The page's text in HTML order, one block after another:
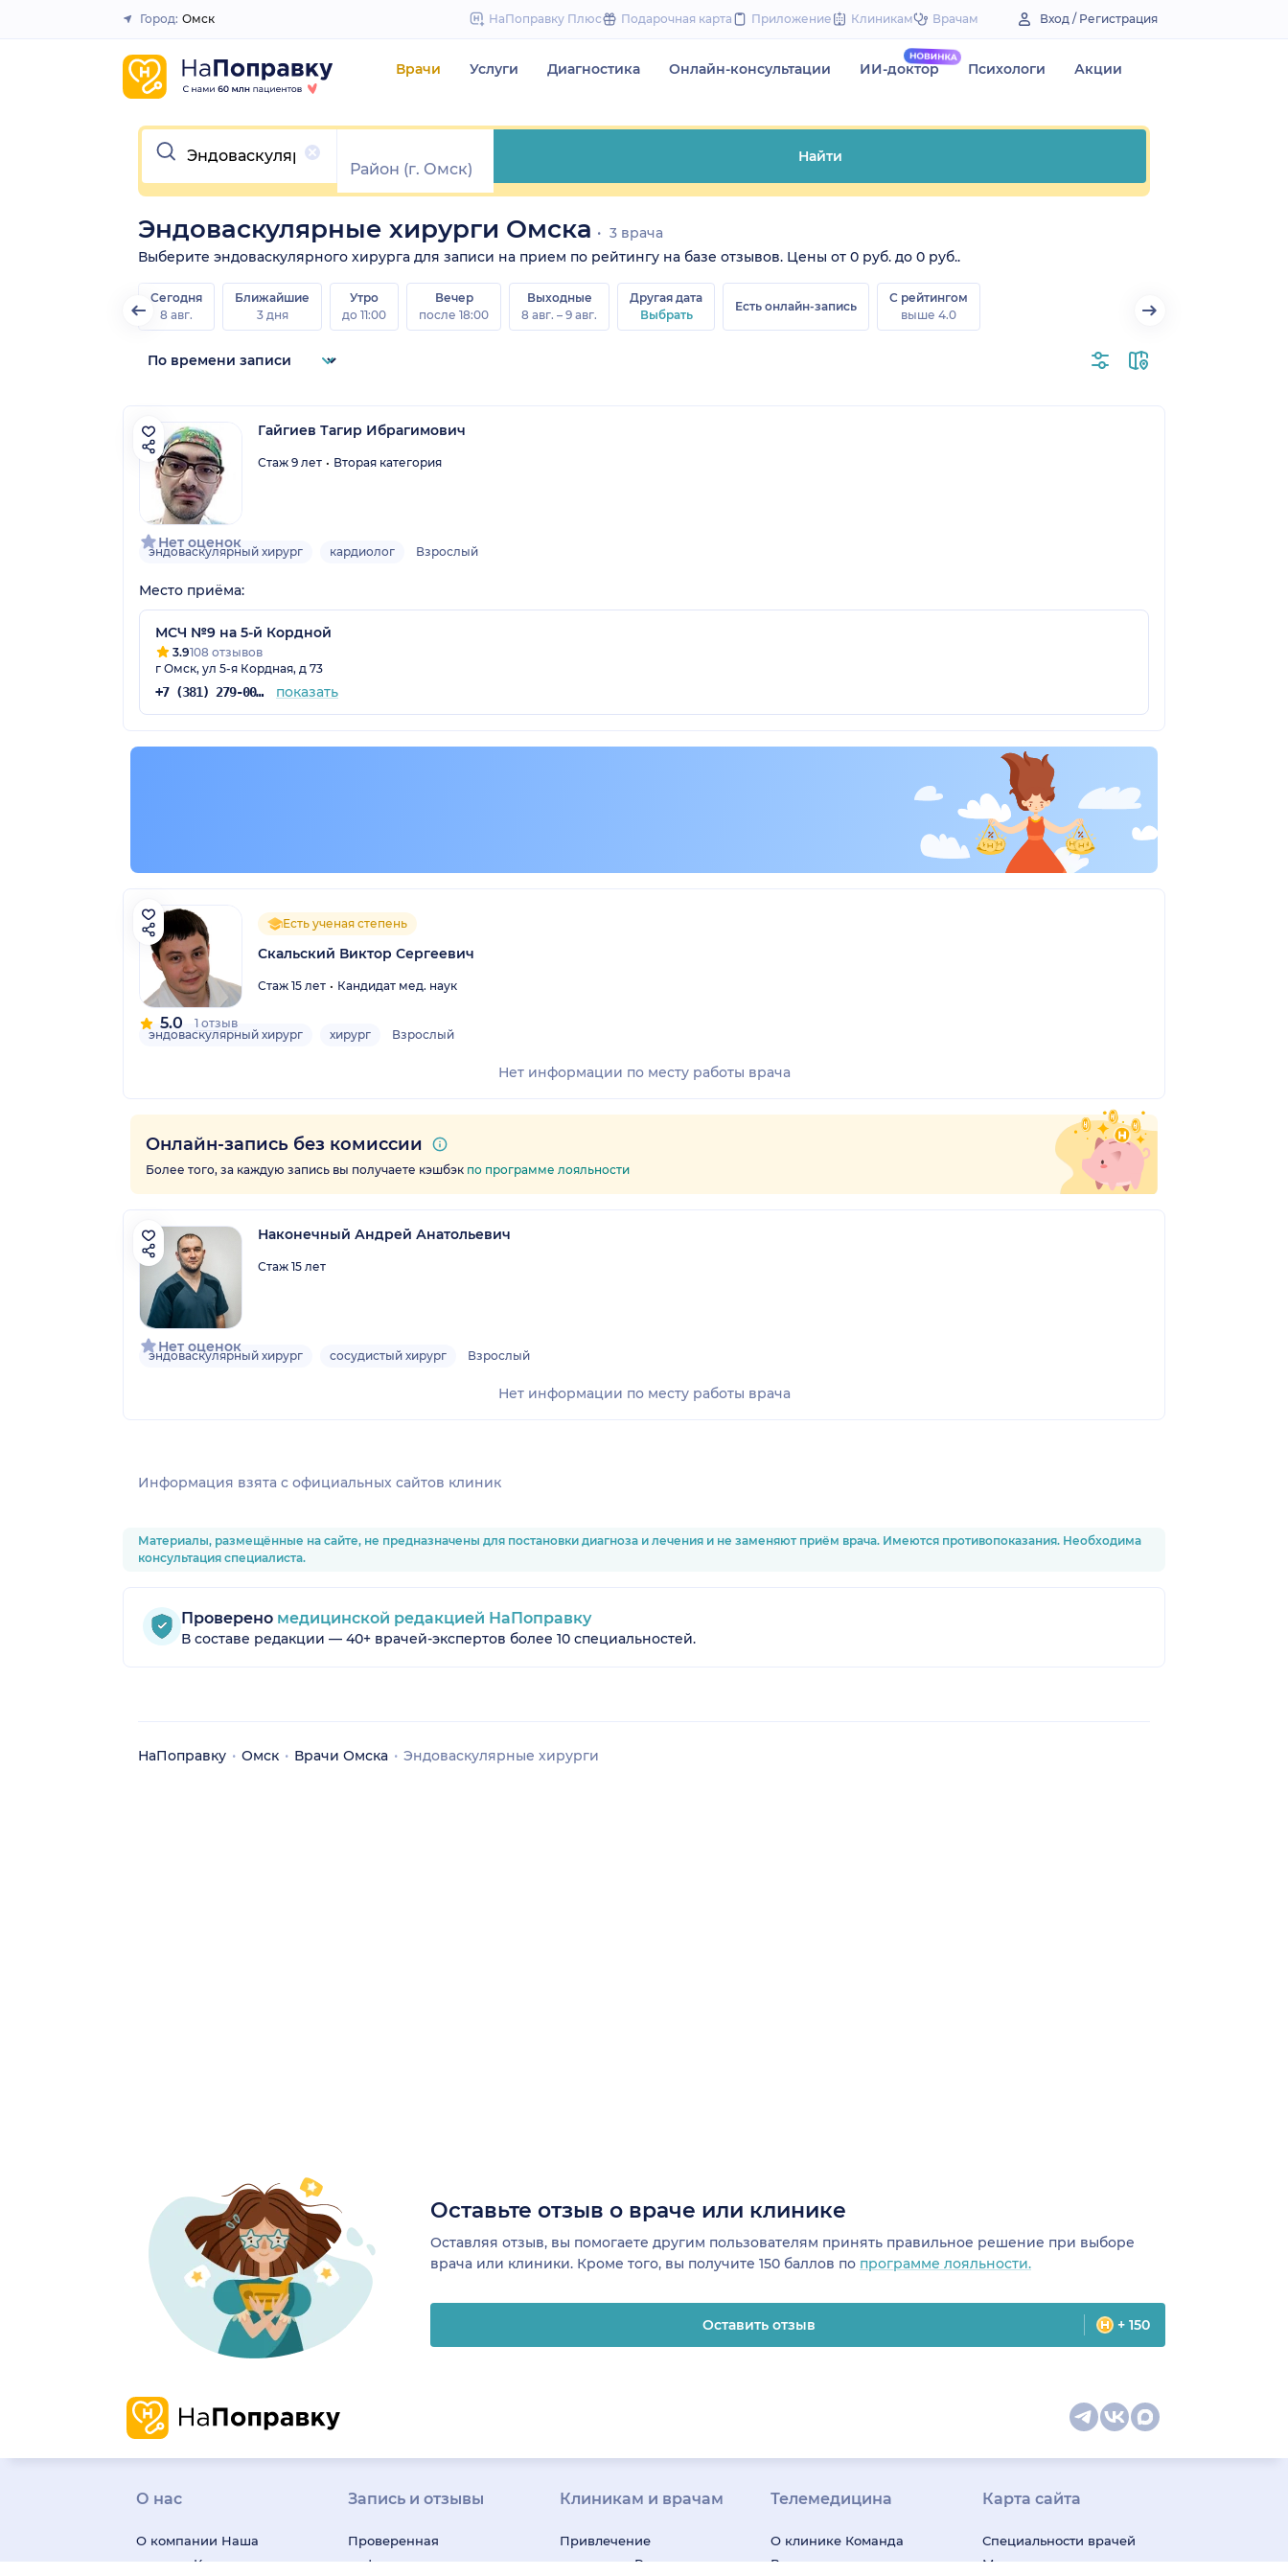
to
Закрыть
Город: Омск НаПоправку Плюс Подарочная карта Приложение Клиникам Врачам Вход / Регистрация
Врачи Услуги Диагностика Онлайн-консультации ИИ-доктор Психологи Акции
Очистить
Найти
Эндоваскулярные хирурги Омска
3 врача
Выберите эндоваскулярного хирурга для записи на прием по рейтингу на базе отзывов. Цены от 0 руб. до 0 руб..
Сегодня
8 авг.
Ближайшие
3 дня
Утро
до 11:00
Вечер
после 18:00
Выходные
8 авг. – 9 авг.
Другая дата
Выбрать
Есть онлайн-запись
С рейтингом
выше 4.0
Нет оценок
Гайгиев Тагир Ибрагимович
Стаж 9 лет Вторая категория
эндоваскулярный хирург кардиолог Взрослый
Место приёма:
МСЧ №9 на 5-й Кордной
3.9108 отзывов
г Омск, ул 5-я Кордная, д 73
+7 (381) 279-00-73 показать
5.0 1 отзыв
Есть ученая степень
Скальский Виктор Сергеевич
Стаж 15 лет Кандидат мед. наук
эндоваскулярный хирург хирург Взрослый
Нет информации по месту работы врача
Онлайн-запись без комиссии
Более того, за каждую запись вы получаете кэшбэк по программе лояльности
Нет оценок
Наконечный Андрей Анатольевич
Стаж 15 лет
эндоваскулярный хирург сосудистый хирург Взрослый
Нет информации по месту работы врача
Информация взята c официальных сайтов клиник
Материалы, размещённые на сайте, не предназначены для постановки диагноза и лечения и не заменяют приём врача. Имеются противопоказания. Необходима
консультация специалиста.
Проверено медицинской редакцией НаПоправку
В составе редакции — 40+ врачей-экспертов более 10 специальностей.
НаПоправку Омск Врачи Омска Эндоваскулярные хирурги
Оставьте отзыв о враче или клинике
Оставляя отзыв, вы помогаете другим пользователям принять правильное решение при выборе
врача или клиники. Кроме того, вы получите 150 баллов по программе лояльности.
Оставить отзыв + 150
О нас
О компании Наша
Карьера
Запись и отзывы
Проверенная
информация
Клиникам и врачам
Привлечение
Регистрация
Телемедицина
О клинике Команда
Вакансии в телемед-
Карта сайта
Специальности врачей
Медицинская